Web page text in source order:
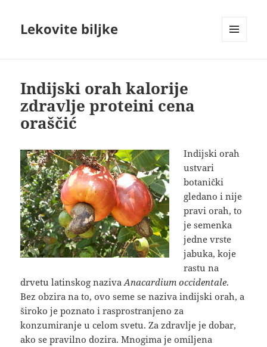
Lekovite biljke
Indijski orah kalorije
zdravlje proteini cena
oraščić
Indijski orah
ustvari
botanički
gledano i nije
pravi orah, to
je semenka
jedne vrste
jabuka, koje
rastu na
drvetu latinskog nazivaAnacardium occidentale.
Bez obzira na to, ovo seme se naziva indijski orah, a
široko je poznato i rasprostranjeno za
konzumiranje u celom svetu. Za zdravlje je dobar,
ako se pravilno dozira. Mnogima je omiljena